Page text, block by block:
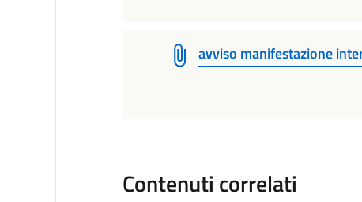
avviso manifestazione
Contenuti correlati